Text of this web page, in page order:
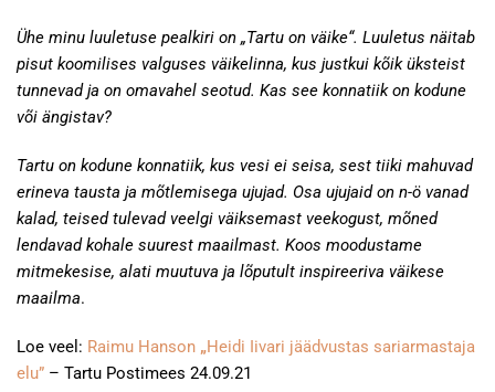
Ühe minu luuletuse pealkiri on „Tartu on väike“. Luuletus näitab
pisut koomilises valguses väikelinna, kus justkui kõik üksteist
tunnevad ja on omavahel seotud. Kas see konnatiik on kodune
või ängistav?
Tartu on kodune konnatiik, kus vesi ei seisa, sest tiiki mahuvad
erineva tausta ja mõtlemisega ujujad. Osa ujujaid on n-ö vanad
kalad, teised tulevad veelgi väiksemast veekogust, mõned
lendavad kohale suurest maailmast. Koos moodustame
mitmekesise, alati muutuva ja lõputult inspireeriva väikese
maailma.
Loe veel: Raimu Hanson „Heidi Iivari jäädvustas sariarmastaja
elu” – Tartu Postimees 24.09.21